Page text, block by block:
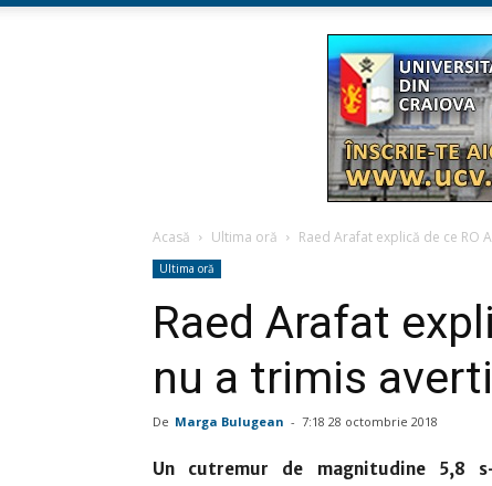
Acasă Ultima oră Raed Arafat explică de ce RO
Ultima oră
Raed Arafat
nu a trimis
De Marga Bulugean - 7:18 28 octombrie 2018
Un cutremur de magnitudine 5,8